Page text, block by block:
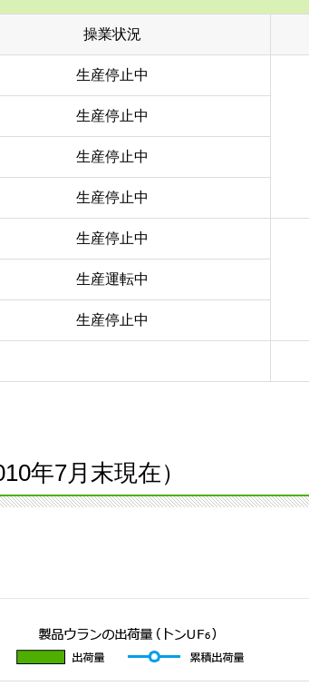
操業状況
生産停止中
生産停止中
生産停止中
生産停止中
生産停止中
生産運転中
生産停止中
年7月末現在）